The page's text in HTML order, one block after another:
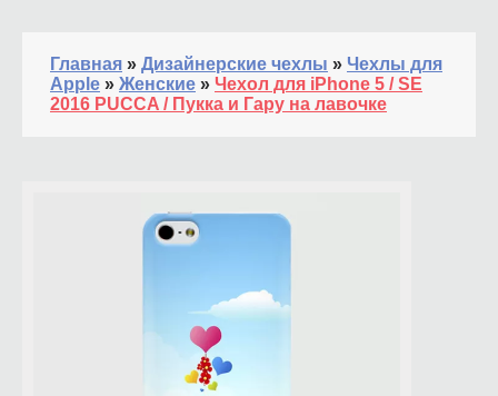
Главная » Дизайнерские чехлы » Чехлы для
Apple » Женские » Чехол для iPhone 5 / SE
2016 PUCCA / Пукка и Гару на лавочке